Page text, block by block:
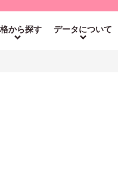
から探す データについて